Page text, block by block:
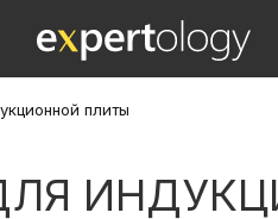
плиты